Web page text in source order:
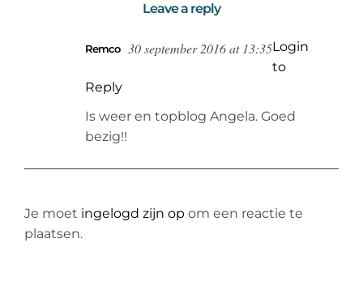
Leave a reply
Remco 30 september 2016 at 13:35Login
to
Reply
Is weer en topblog Angela. Goed
bezig!!
Je moet ingelogd zijn op om een reactie te
plaatsen.